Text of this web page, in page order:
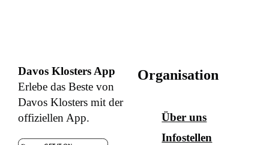
Davos Klosters App
Erlebe das Beste von
Davos Klosters mit der
offiziellen App.
Organisation
Über uns
Infostellen